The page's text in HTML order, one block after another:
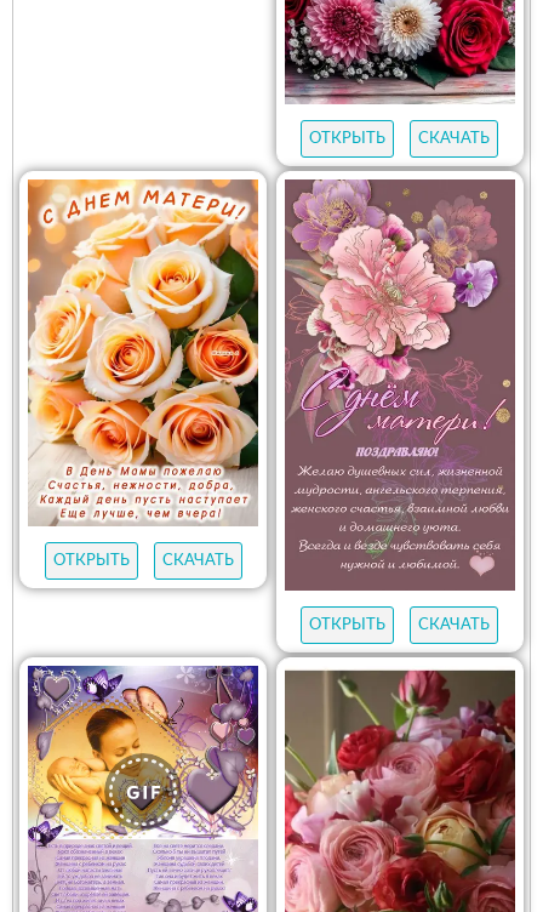
ОТКРЫТЬ СКАЧАТЬ
ОТКРЫТЬ СКАЧАТЬ
ОТКРЫТЬ СКАЧАТЬ